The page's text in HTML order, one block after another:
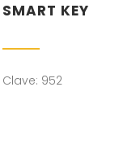
SMART KEY
Clave: 952